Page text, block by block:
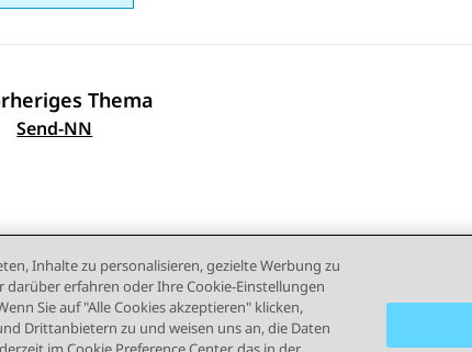
Thema
Send-NN
Inhalte zu personalisieren, gezielte Werbung zu
erfahren oder Ihre Cookie-Einstellungen
Sie auf "Alle Cookies akzeptieren" klicken,
Drittanbietern zu und weisen uns an, die Daten